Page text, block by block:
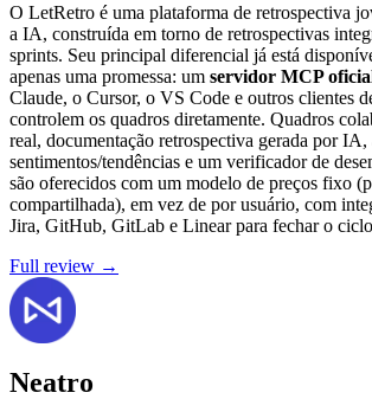
O LetRetro é uma plataforma de retrospectiva
a IA, construída em torno de retrospectivas
sprints. Seu principal diferencial já está
apenas uma promessa: um servidor MCP
Claude, o Cursor, o VS Code e outros clientes
controlem os quadros diretamente. Quadros
real, documentação retrospectiva gerada por IA,
sentimentos/tendências e um verificador de
são oferecidos com um modelo de preços fixo
compartilhada), em vez de por usuário, com
Jira, GitHub, GitLab e Linear para fechar o
Full review →
Neatro